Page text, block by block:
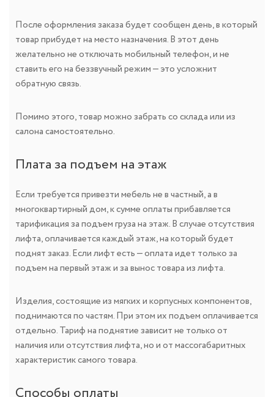
После оформления заказа будет сообщен день, в который
товар прибудет на место назначения. В этот день
желательно не отключать мобильный телефон, и не
ставить его на беззвучный режим — это усложнит
обратную связь.
Помимо этого, товар можно забрать со склада или из
салона самостоятельно.
Плата за подъем на этаж
Если требуется привезти мебель не в частный, а в
многоквартирный дом, к сумме оплаты прибавляется
тарификация за подъем груза на этаж. В случае отсутствия
лифта, оплачивается каждый этаж, на который будет
поднят заказ. Если лифт есть — оплата идет только за
подъем на первый этаж и за вынос товара из лифта.
Изделия, состоящие из мягких и корпусных компонентов,
поднимаются по частям. При этом их подъем оплачивается
отдельно. Тариф на поднятие зависит не только от
наличия или отсутствия лифта, но и от массогабаритных
характеристик самого товара.